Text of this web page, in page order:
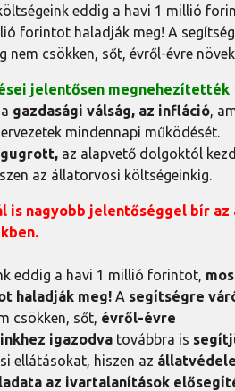
eddig a havi 1 millió
forintot haladják meg! A
nem csökken, sőt, évről-évre
jelentősen megnehezítették
gazdasági válság, az infláció,
mindennapi működését.
az alapvető dolgoktól
az állatorvosi költségeinkig.
is nagyobb jelentőséggel bír az
eddig a havi 1 millió forintot,
haladják meg! A segítségre
csökken, sőt, évről-évre
igazodva továbbra is
ellátásokat, hiszen az
az ivartalanítások